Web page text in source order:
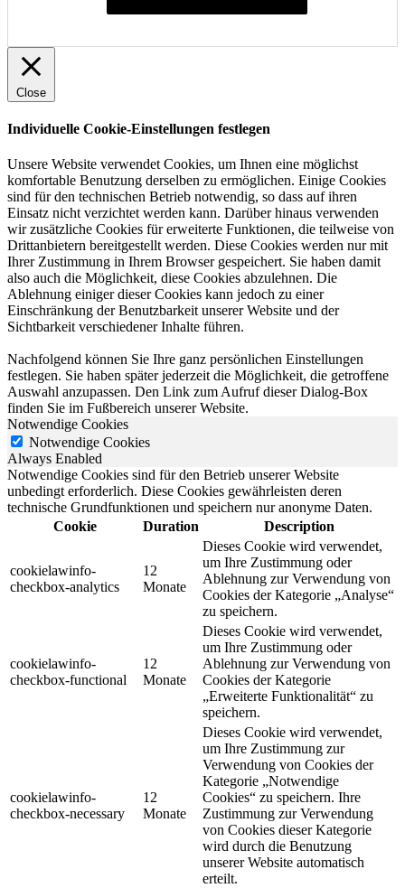
Close
Individuelle Cookie-Einstellungen festlegen
Unsere Website verwendet Cookies, um Ihnen eine möglichst
komfortable Benutzung derselben zu ermöglichen. Einige Cookies
sind für den technischen Betrieb notwendig, so dass auf ihren
Einsatz nicht verzichtet werden kann. Darüber hinaus verwenden
wir zusätzliche Cookies für erweiterte Funktionen, die teilweise von
Drittanbietern bereitgestellt werden. Diese Cookies werden nur mit
Ihrer Zustimmung in Ihrem Browser gespeichert. Sie haben damit
also auch die Möglichkeit, diese Cookies abzulehnen. Die
Ablehnung einiger dieser Cookies kann jedoch zu einer
Einschränkung der Benutzbarkeit unserer Website und der
Sichtbarkeit verschiedener Inhalte führen.
Nachfolgend können Sie Ihre ganz persönlichen Einstellungen
festlegen. Sie haben später jederzeit die Möglichkeit, die getroffene
Auswahl anzupassen. Den Link zum Aufruf dieser Dialog-Box
finden Sie im Fußbereich unserer Website.
Notwendige Cookies
Notwendige Cookies
Always Enabled
Notwendige Cookies sind für den Betrieb unserer Website
unbedingt erforderlich. Diese Cookies gewährleisten deren
technische Grundfunktionen und speichern nur anonyme Daten.
Cookie
Duration Description
cookielawinfo-
checkbox-analytics
12
Monate
Dieses Cookie wird verwendet,
um Ihre Zustimmung oder
Ablehnung zur Verwendung von
Cookies der Kategorie „Analyse“
zu speichern.
cookielawinfo-
checkbox-functional
12
Monate
Dieses Cookie wird verwendet,
um Ihre Zustimmung oder
Ablehnung zur Verwendung von
Cookies der Kategorie
„Erweiterte Funktionalität“ zu
speichern.
cookielawinfo-
checkbox-necessary
12
Monate
Dieses Cookie wird verwendet,
um Ihre Zustimmung zur
Verwendung von Cookies der
Kategorie „Notwendige
Cookies“ zu speichern. Ihre
Zustimmung zur Verwendung
von Cookies dieser Kategorie
wird durch die Benutzung
unserer Website automatisch
erteilt.